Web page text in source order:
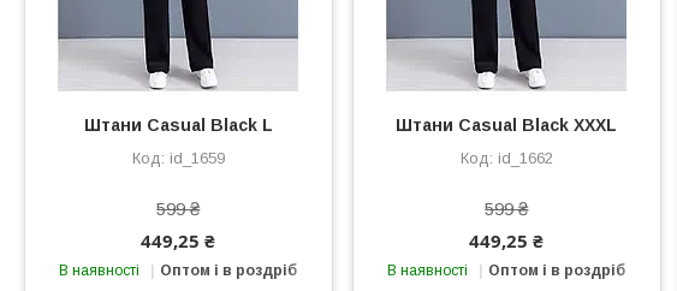
Штани Casual Black L
id_1659
599 ₴
449,25 ₴
В наявності Оптом і в роздріб
Штани Casual Black XXXL
id_1662
599 ₴
449,25 ₴
В наявності Оптом і в роздріб